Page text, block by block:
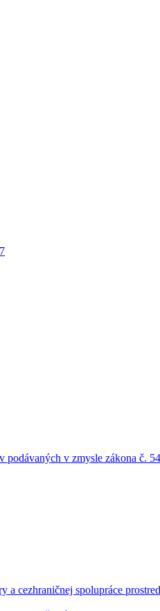
podávaných v zmysle zákona č.
a cezhraničnej spolupráce